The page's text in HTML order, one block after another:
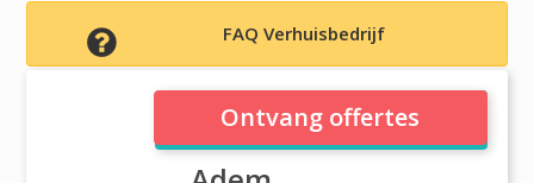
FAQ Verhuisbedrijf
Adem Demenagement
Ontvang offertes